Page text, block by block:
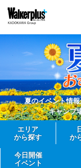
夏のイベント情
キャンプ
エリア
から探す
か
今日開催
イベント